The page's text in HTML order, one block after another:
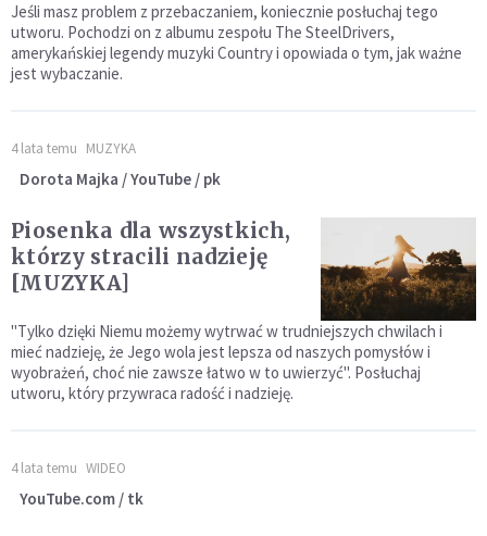
Jeśli masz problem z przebaczaniem, koniecznie posłuchaj tego
utworu. Pochodzi on z albumu zespołu The SteelDrivers,
amerykańskiej legendy muzyki Country i opowiada o tym, jak ważne
jest wybaczanie.
4 lata temu MUZYKA
Dorota Majka / YouTube / pk
Piosenka dla wszystkich,
którzy stracili nadzieję
[MUZYKA]
"Tylko dzięki Niemu możemy wytrwać w trudniejszych chwilach i
mieć nadzieję, że Jego wola jest lepsza od naszych pomysłów i
wyobrażeń, choć nie zawsze łatwo w to uwierzyć". Posłuchaj
utworu, który przywraca radość i nadzieję.
4 lata temu WIDEO
YouTube.com / tk